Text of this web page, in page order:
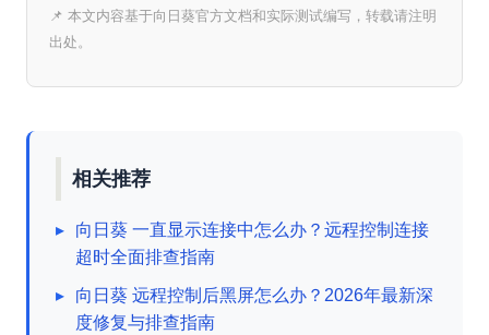
📌 本文内容基于向日葵官方文档和实际测试编写，转载请注明
出处。
相关推荐
▸
向日葵 一直显示连接中怎么办？远程控制连接
超时全面排查指南
▸
向日葵 远程控制后黑屏怎么办？2026年最新深
度修复与排查指南